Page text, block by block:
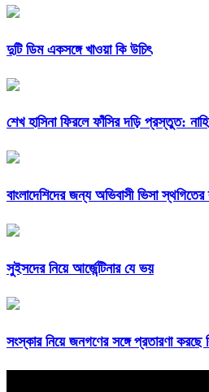
দুটি ডিম একসঙ্গে খাওয়া কি উচিৎ
শেখ হাসিনা ফিরলে ফাঁসির দড়ি প্রস্তুত:
বাংলাদেশিদের জন্য অভিবাসী ভিসা স্থগিতের
সুইসদের নিয়ে আর্জেন্টিনার যে ভয়
সংস্কার নিয়ে জনগণের সঙ্গে প্রতারণা করছে